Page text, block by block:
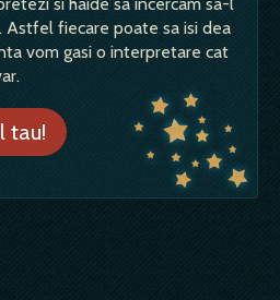
fiecare poate sa isi dea
vom gasi o interpretare cat
tau!